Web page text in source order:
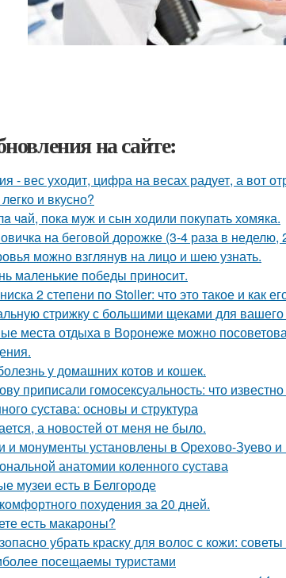
на сайте:
- вес уходит, цифра на весах радует, а вот
и вкусно?
чaй, пока муж и сын xoдили покупaть хомяка.
на беговой дорожке (3-4 раза в неделю,
можно взглянув на лицо и шею узнать.
маленькие победы приносит.
2 степени по Stoller: что это такое и как
стрижку с большими щеками для
места отдыха в Воронеже можно
у домашних котов и кошек.
приписали гомосексуальность: что
сустава: основы и структура
а новостей от меня не было.
и монументы установлены в Орехово-Зуево
анатомии коленного сустава
музеи есть в Белгороде
похудения за 20 дней.
есть макароны?
убрать краску для волос с кожи:
посещаемы туристами